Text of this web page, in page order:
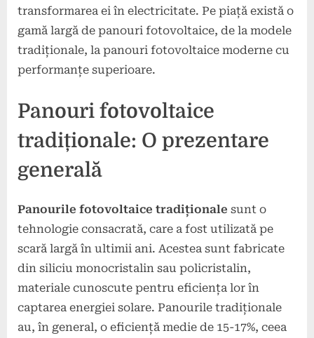
transformarea ei în electricitate. Pe piață există o
gamă largă de panouri fotovoltaice, de la modele
tradiționale, la panouri fotovoltaice moderne cu
performanțe superioare.
Panouri fotovoltaice
tradiționale: O prezentare
generală
Panourile fotovoltaice tradiționale sunt o
tehnologie consacrată, care a fost utilizată pe
scară largă în ultimii ani. Acestea sunt fabricate
din siliciu monocristalin sau policristalin,
materiale cunoscute pentru eficiența lor în
captarea energiei solare. Panourile tradiționale
au, în general, o eficiență medie de 15-17%, ceea